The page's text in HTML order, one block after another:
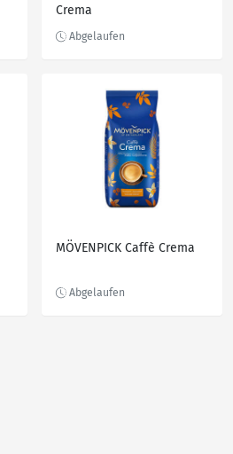
Crema
MÖVENPICK Caffè Crema